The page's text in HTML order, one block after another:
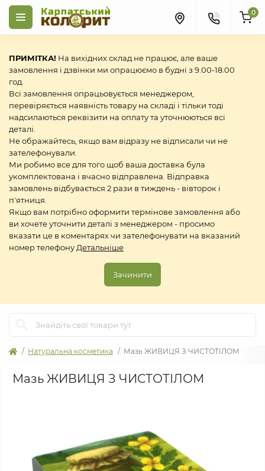
ПРИМІТКА! На вихідних склад не працює, але ваше
замовлення і дзвінки ми опрацюємо в будні з 9.00-18.00
год.
Всі замовлення опрацьовується менеджером,
перевіряється наявність товару на складі і тільки тоді
надсилаються реквізити на оплату та уточнюються всі
деталі.
Не ображайтесь, якщо вам відразу не відписали чи не
зателефонували.
Ми робимо все для того щоб ваша доставка була
укомплектована і вчасно відправлена. Відправка
замовлень відбувається 2 рази в тиждень - вівторок і
п'ятниця.
Якщо вам потрібно оформити термінове замовлення або
ви хочете уточнити деталі з менеджером - просимо
вказати це в коментарях чи зателефонувати на вказаний
номер телефону Детальніше
Зачинити
0
Натуральна косметика Мазь ЖИВИЦЯ З ЧИСТОТІЛОМ
Мазь ЖИВИЦЯ З ЧИСТОТІЛОМ